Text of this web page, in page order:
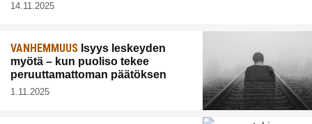
14.11.2025
VANHEMMUUS Isyys leskeyden
myötä – kun puoliso tekee
peruuttamattoman päätöksen
1.11.2025